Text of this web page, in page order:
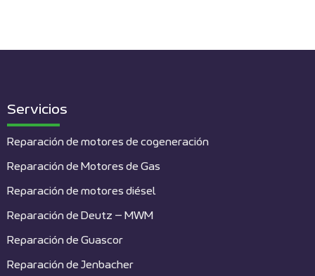
Servicios
Reparación de motores de cogeneración
Reparación de Motores de Gas
Reparación de motores diésel
Reparación de Deutz – MWM
Reparación de Guascor
Reparación de Jenbacher